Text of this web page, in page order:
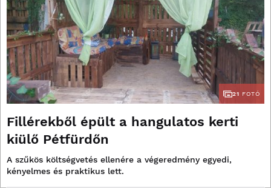
21 FOTÓ
Fillérekből épült a hangulatos kerti
kiülő Pétfürdőn
A szűkös költségvetés ellenére a végeredmény egyedi,
kényelmes és praktikus lett.